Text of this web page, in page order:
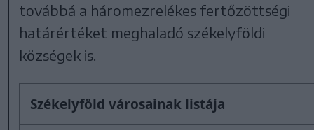
továbbá a háromezrelékes fertőzöttségi
határértéket meghaladó székelyföldi
községek is.
Székelyföld városainak listája